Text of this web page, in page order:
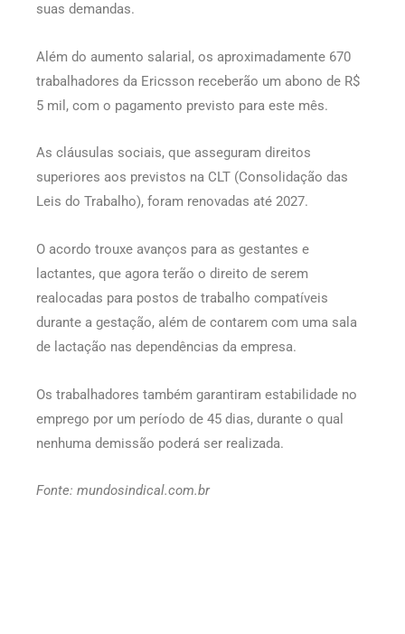
suas demandas.
Além do aumento salarial, os aproximadamente 670
trabalhadores da Ericsson receberão um abono de R$
5 mil, com o pagamento previsto para este mês.
As cláusulas sociais, que asseguram direitos
superiores aos previstos na CLT (Consolidação das
Leis do Trabalho), foram renovadas até 2027.
O acordo trouxe avanços para as gestantes e
lactantes, que agora terão o direito de serem
realocadas para postos de trabalho compatíveis
durante a gestação, além de contarem com uma sala
de lactação nas dependências da empresa.
Os trabalhadores também garantiram estabilidade no
emprego por um período de 45 dias, durante o qual
nenhuma demissão poderá ser realizada.
Fonte: mundosindical.com.br